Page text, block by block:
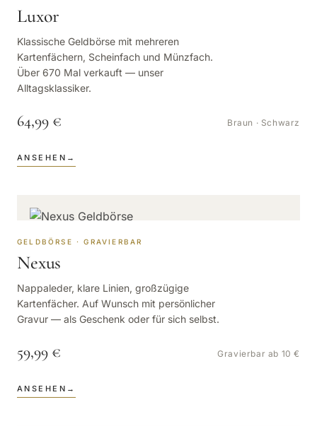
Luxor
Klassische Geldbörse mit mehreren
Kartenfächern, Scheinfach und Münzfach.
Über 670 Mal verkauft — unser
Alltagsklassiker.
64,99 € Braun · Schwarz
ANSEHEN →
GELDBÖRSE · GRAVIERBAR
Nexus
Nappaleder, klare Linien, großzügige
Kartenfächer. Auf Wunsch mit persönlicher
Gravur — als Geschenk oder für sich selbst.
59,99 € Gravierbar ab 10 €
ANSEHEN →